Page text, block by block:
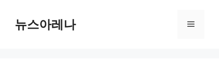
content뉴스아레나 Menu